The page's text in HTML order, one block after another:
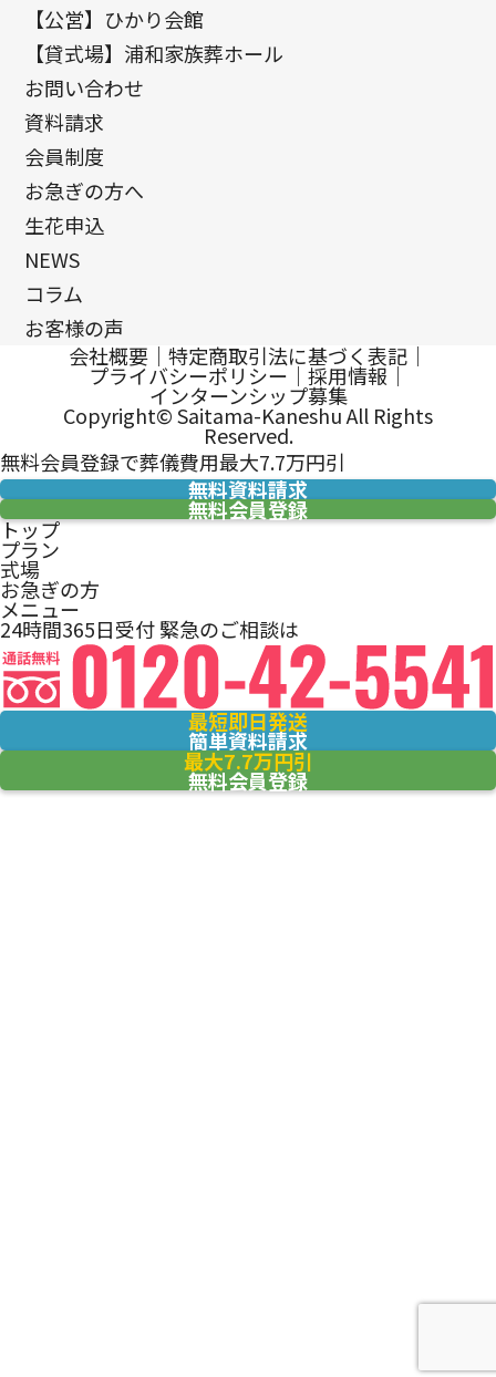
【公営】ひかり会館
【貸式場】浦和家族葬ホール
お問い合わせ
資料請求
会員制度
お急ぎの方へ
生花申込
NEWS
コラム
お客様の声
会社概要 ｜ 特定商取引法に基づく表記 ｜
プライバシーポリシー｜ 採用情報｜
インターンシップ募集
Copyright© Saitama-Kaneshu All Rights
Reserved.
無料会員登録で葬儀費用最大7.7万円引
無料資料請求
無料会員登録
トップ
プラン
式場
お急ぎの方
メニュー
24時間365日受付緊急のご相談は
最短即日発送
簡単資料請求
最大7.7万円引
無料会員登録